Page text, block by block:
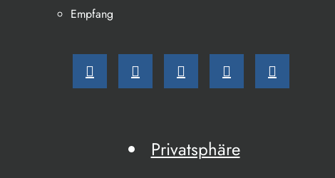
Empfang
Privatsphäre